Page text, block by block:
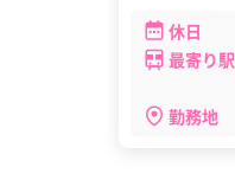
休日
最寄り駅
勤務地